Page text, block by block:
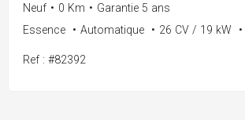
Neuf • 0 Km • Garantie 5 ans
Essence
• Automatique • 26 CV / 19 kW •
Ref : #82392